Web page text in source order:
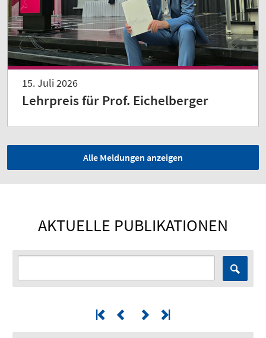
15. Juli 2026
Lehrpreis für Prof. Eichelberger
Alle Meldungen anzeigen
AKTUELLE PUBLIKATIONEN